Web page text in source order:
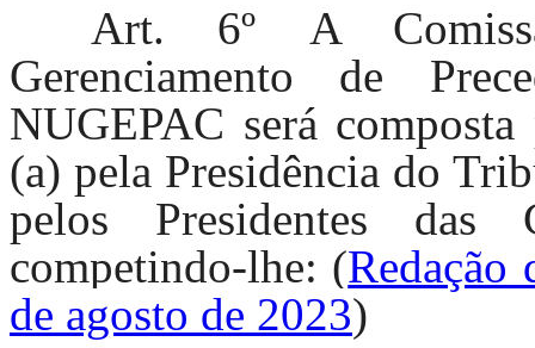
Art. 6º A
Gerenciamento de
NUGEPAC será
(a) pela Presidência do
pelos Presidentes das
competindo-lhe: (Redação
de agosto de 2023)